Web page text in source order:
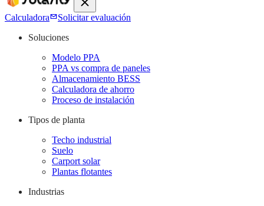
Calculadora
Solicitar evaluación
Soluciones
Modelo PPA
PPA vs compra de paneles
Almacenamiento BESS
Calculadora de ahorro
Proceso de instalación
Tipos de planta
Techo industrial
Suelo
Carport solar
Plantas flotantes
Industrias